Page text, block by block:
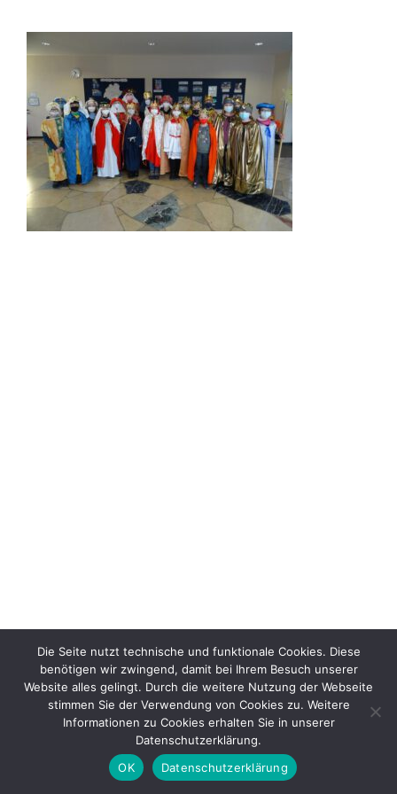
Die Seite nutzt technische und funktionale Cookies. Diese
benötigen wir zwingend, damit bei Ihrem Besuch unserer
Website alles gelingt. Durch die weitere Nutzung der Webseite
stimmen Sie der Verwendung von Cookies zu. Weitere
Informationen zu Cookies erhalten Sie in unserer
Datenschutzerklärung.
OK
Datenschutzerklärung